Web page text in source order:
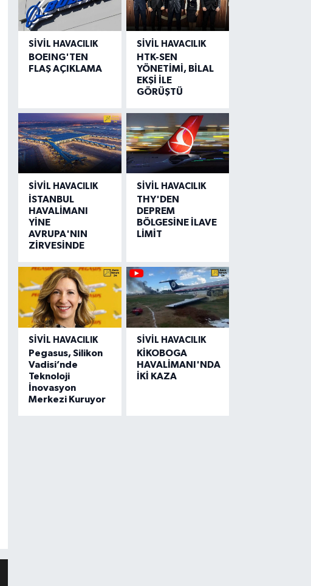
SIVIL HAVACILIK
BOEING'TEN
FLAŞ AÇIKLAMA
SIVIL HAVACILIK
HTK-SEN
YÖNETİMİ, BİLAL
EKŞİ İLE
GÖRÜŞTÜ
SIVIL HAVACILIK
İSTANBUL
HAVALİMANI
YİNE
AVRUPA'NIN
ZİRVESİNDE
SIVIL HAVACILIK
THY'DEN
DEPREM
BÖLGESİNE İLAVE
LİMİT
SIVIL HAVACILIK
Pegasus, Silikon
Vadisi’nde
Teknoloji
İnovasyon
Merkezi Kuruyor
SIVIL HAVACILIK
KİKOBOGA
HAVALİMANI'NDA
İKİ KAZA